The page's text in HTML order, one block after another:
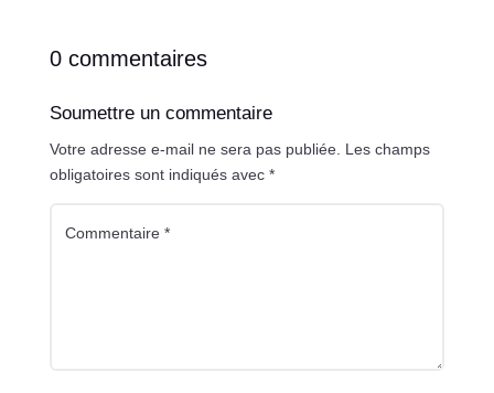
0 commentaires
Soumettre un commentaire
Votre adresse e-mail ne sera pas publiée. Les champs
obligatoires sont indiqués avec *